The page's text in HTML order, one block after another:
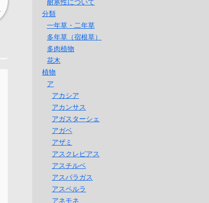
耐寒性について
分類
一年草・二年草
多年草（宿根草）
多肉植物
花木
植物
ア
アカシア
アカンサス
アガスターシェ
アガベ
アザミ
アスクレピアス
アスチルベ
アスパラガス
アスペルラ
アネモネ